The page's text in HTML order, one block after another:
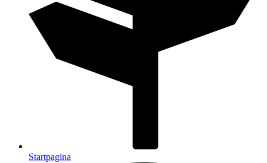
Startpagina